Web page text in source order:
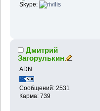
Skype:
Дмитрий
Загорулькин
ADN
Сообщений: 2531
Карма: 739